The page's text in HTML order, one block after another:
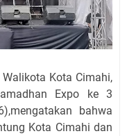
Kota Cimahi,
Expo ke 3
bahwa
Kota Cimahi dan